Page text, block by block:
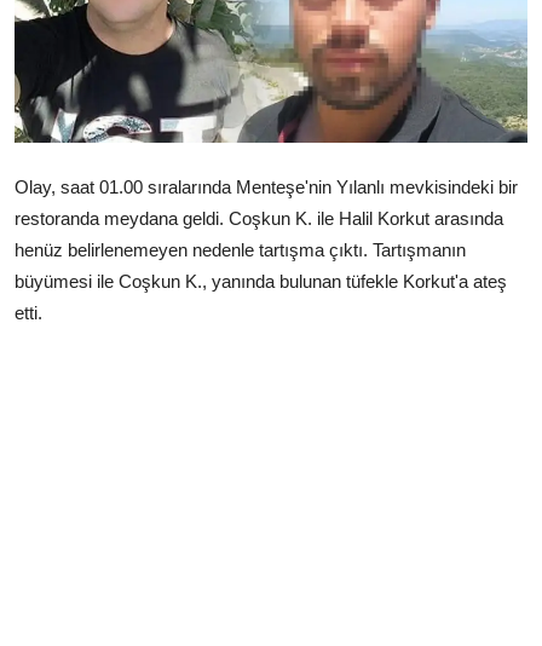
Çerkezköy
Olay, saat 01.00 sıralarında Menteşe'nin Yılanlı mevkisindeki bir
restoranda meydana geldi. Coşkun K. ile Halil Korkut arasında
henüz belirlenemeyen nedenle tartışma çıktı. Tartışmanın
büyümesi ile Coşkun K., yanında bulunan tüfekle Korkut'a ateş
etti.